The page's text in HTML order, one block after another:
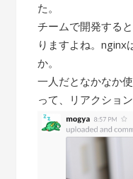
た。
チームで開発する
りますよね。nginx
か。
一人だとなかなか
って、リアクショ